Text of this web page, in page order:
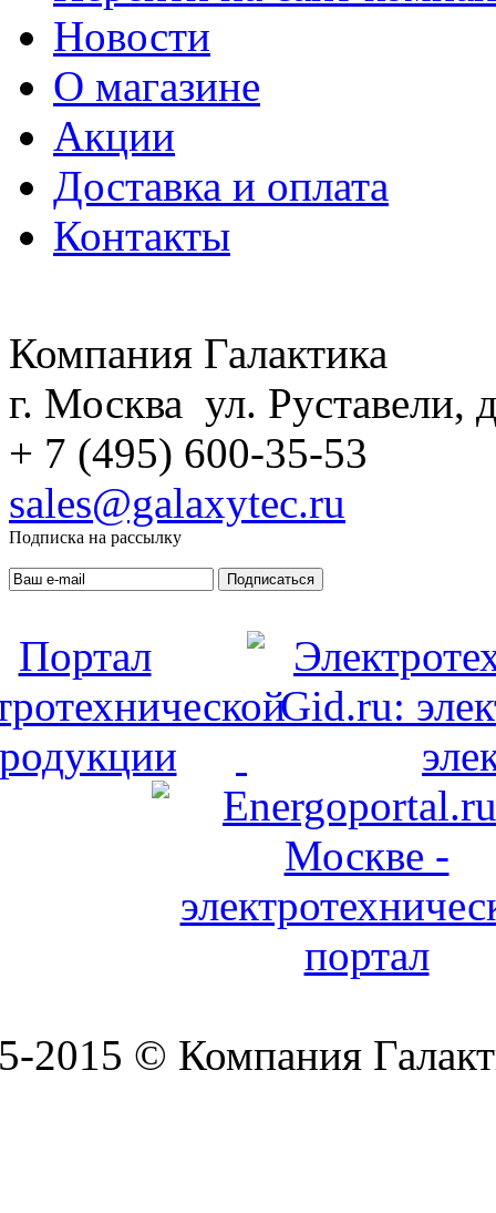
Новости
О магазине
Акции
Доставка и оплата
Контакты
Компания Галактика
г. Москва ул. Руставели,
+ 7 (495) 600-35-53
sales@galaxytec.ru
Подписка на рассылку
Подписаться
2015 © Компания